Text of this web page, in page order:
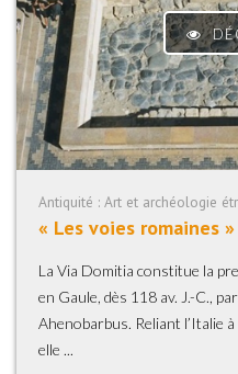
Antiquité : Art et archéologie
« Les voies romaines »
La Via Domitia constitue la
en Gaule, dès 118 av. J.-C.,
Ahenobarbus. Reliant l’Italie à
elle ...